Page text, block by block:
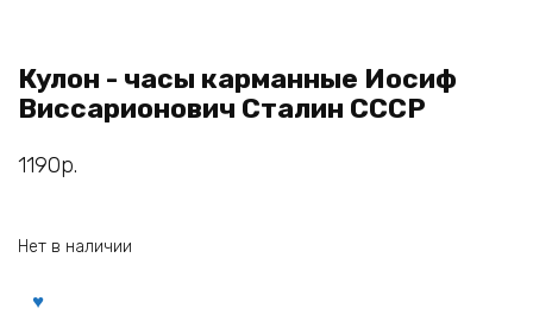
Кулон - часы карманные Иосиф
Виссарионович Сталин СССР
1190р.
Нет в наличии